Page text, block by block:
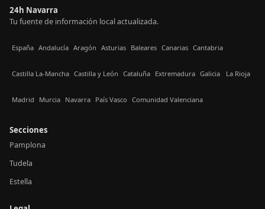
24h Navarra
Tu fuente de información local actualizada.
España Andalucía Aragón Asturias Baleares Canarias Cantabria
Castilla La-Mancha Castilla y León Cataluña Extremadura Galicia La Rioja
Madrid Murcia Navarra País Vasco Comunidad Valenciana
Secciones
Pamplona
Tudela
Estella